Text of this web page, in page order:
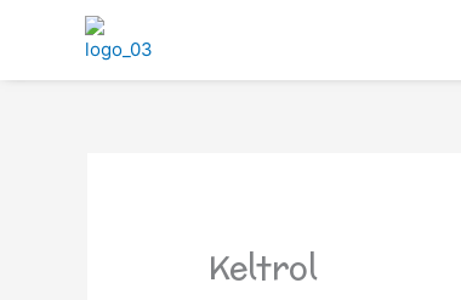
Keltrol